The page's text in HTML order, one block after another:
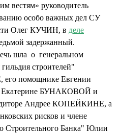
вестям» руководитель
особо важных дел СУ
Олег КУЧИН, в деле
задержанный.
шла о генеральном
строителей"
помощнике Евгении
БУНАКОВОЙ и
Андрее КОПЕЙКИНЕ, а
рисков и члене
Строительного Банка" Юлии